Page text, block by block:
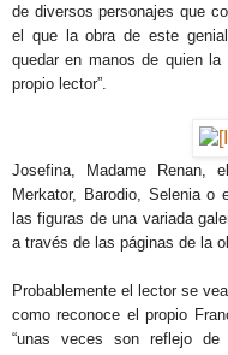
de diversos personajes que
el que la obra de este
quedar en manos de quien la
propio lector”.
Josefina, Madame Renan,
Merkator, Barodio, Selenia o
las figuras de una variada
a través de las páginas de la
Probablemente el lector se
como reconoce el propio
“unas veces son reflejo de